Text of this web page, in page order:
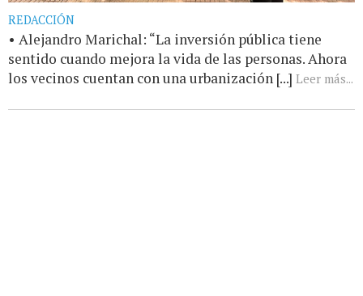
REDACCIÓN
• Alejandro Marichal: “La inversión pública tiene
sentido cuando mejora la vida de las personas. Ahora
los vecinos cuentan con una urbanización [...] Leer más...